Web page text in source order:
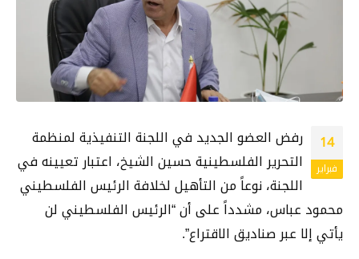
14
فبراير
رفض العضو الجديد في اللجنة التنفيذية لمنظمة
التحرير الفلسطينية حسين الشيخ، اعتبار تعيينه في
اللجنة، نوعاً من التأهيل لخلافة الرئيس الفلسطيني
محمود عباس، مشدداً على أن “الرئيس الفلسطيني لن
يأتي إلا عبر صناديق الاقتراع”.